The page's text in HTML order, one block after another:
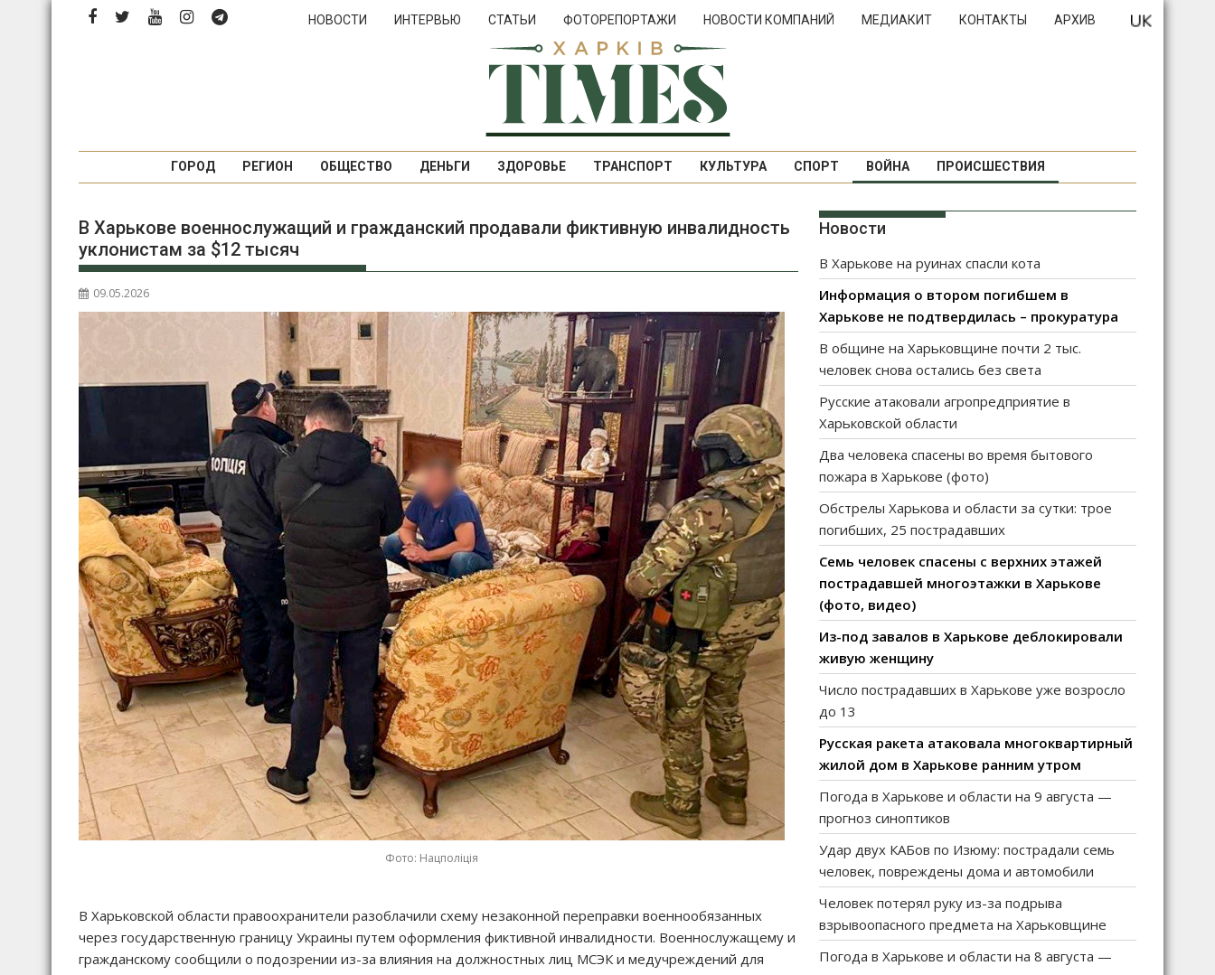
Перейти
НОВОСТИ ИНТЕРВЬЮ СТАТЬИ ФОТОРЕПОРТАЖИ НОВОСТИ КОМПАНИЙ МЕДИАКИТ КОНТАКТЫ АРХИВ
ГОРОД РЕГИОН ОБЩЕСТВО ДЕНЬГИ ЗДОРОВЬЕ ТРАНСПОРТ КУЛЬТУРА СПОРТ ВОЙНА ПРОИСШЕСТВИЯ
В Харькове военнослужащий и гражданский продавали фиктивную инвалидность
уклонистам за $12 тысяч
09.05.2026
Фото: Нацполіція
В Харьковской области правоохранители разоблачили схему незаконной переправки военнообязанных
через государственную границу Украины путем оформления фиктивной инвалидности. Военнослужащему и
гражданскому сообщили о подозрении из-за влияния на должностных лиц МСЭК и медучреждений для
Новости
В Харькове на руинах спасли кота
Информация о втором погибшем в
Харькове не подтвердилась – прокуратура
В общине на Харьковщине почти 2 тыс.
человек снова остались без света
Русские атаковали агропредприятие в
Харьковской области
Два человека спасены во время бытового
пожара в Харькове (фото)
Обстрелы Харькова и области за сутки: трое
погибших, 25 пострадавших
Семь человек спасены с верхних этажей
пострадавшей многоэтажки в Харькове
(фото, видео)
Из-под завалов в Харькове деблокировали
живую женщину
Число пострадавших в Харькове уже возросло
до 13
Русская ракета атаковала многоквартирный
жилой дом в Харькове ранним утром
Погода в Харькове и области на 9 августа —
прогноз синоптиков
Удар двух КАБов по Изюму: пострадали семь
человек, повреждены дома и автомобили
Человек потерял руку из-за подрыва
взрывоопасного предмета на Харьковщине
Погода в Харькове и области на 8 августа —